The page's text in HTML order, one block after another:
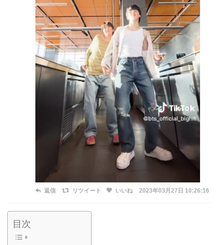
返信 リツイート いいね 2023年03月27日 10:26:16
目次